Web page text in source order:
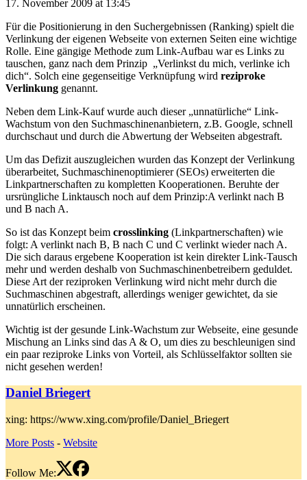
17. November 2009 at 13:45
Für die Positionierung in den Suchergebnissen (Ranking) spielt die
Verlinkung der eigenen Webseite von externen Seiten eine wichtige
Rolle. Eine gängige Methode zum Link-Aufbau war es Links zu
tauschen, ganz nach dem Prinzip „Verlinkst du mich, verlinke ich
dich“. Solch eine gegenseitige Verknüpfung wird reziproke
Verlinkung genannt.
Neben dem Link-Kauf wurde auch dieser „unnatürliche“ Link-
Wachstum von den Suchmaschinenanbietern, z.B. Google, schnell
durchschaut und durch die Abwertung der Webseiten abgestraft.
Um das Defizit auszugleichen wurden das Konzept der Verlinkung
überarbeitet, Suchmaschinenoptimierer (SEOs) erweiterten die
Linkpartnerschaften zu kompletten Kooperationen. Beruhte der
ursrüngliche Linktausch noch auf dem Prinzip:A verlinkt nach B
und B nach A.
So ist das Konzept beim crosslinking (Linkpartnerschaften) wie
folgt: A verlinkt nach B, B nach C und C verlinkt wieder nach A.
Die sich daraus ergebene Kooperation ist kein direkter Link-Tausch
mehr und werden deshalb von Suchmaschinenbetreibern geduldet.
Diese Art der reziproken Verlinkung wird nicht mehr durch die
Suchmaschinen abgestraft, allerdings weniger gewichtet, da sie
unnatürlich erscheinen.
Wichtig ist der gesunde Link-Wachstum zur Webseite, eine gesunde
Mischung an Links sind das A & O, um dies zu beschleunigen sind
ein paar reziproke Links von Vorteil, als Schlüsselfaktor sollten sie
nicht gesehen werden!
Daniel Briegert
xing: https://www.xing.com/profile/Daniel_Briegert
More Posts - Website
Follow Me: